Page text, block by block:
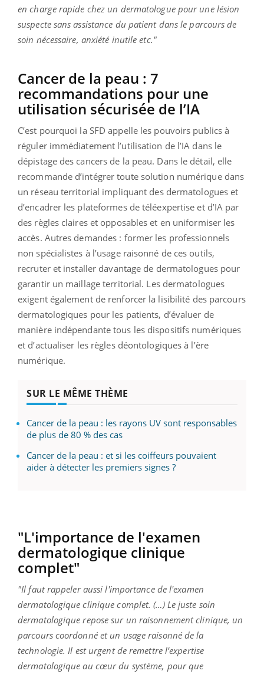
en charge rapide chez un dermatologue pour une lésion
suspecte sans assistance du patient dans le parcours de
soin nécessaire, anxiété inutile etc."
Cancer de la peau : 7
recommandations pour une
utilisation sécurisée de l’IA
C’est pourquoi la SFD appelle les pouvoirs publics à
réguler immédiatement l’utilisation de l’IA dans le
dépistage des cancers de la peau. Dans le détail, elle
recommande d’intégrer toute solution numérique dans
un réseau territorial impliquant des dermatologues et
d’encadrer les plateformes de téléexpertise et d’IA par
des règles claires et opposables et en uniformiser les
accès. Autres demandes : former les professionnels
non spécialistes à l’usage raisonné de ces outils,
recruter et installer davantage de dermatologues pour
garantir un maillage territorial. Les dermatologues
exigent également de renforcer la lisibilité des parcours
dermatologiques pour les patients, d’évaluer de
manière indépendante tous les dispositifs numériques
et d’actualiser les règles déontologiques à l’ère
numérique.
SUR LE MÊME THÈME
Cancer de la peau : les rayons UV sont responsables
de plus de 80 % des cas
Cancer de la peau : et si les coiffeurs pouvaient
aider à détecter les premiers signes ?
"L'importance de l'examen
dermatologique clinique
complet"
"Il faut rappeler aussi l'importance de l'examen
dermatologique clinique complet. (…) Le juste soin
dermatologique repose sur un raisonnement clinique, un
parcours coordonné et un usage raisonné de la
technologie. Il est urgent de remettre l’expertise
dermatologique au cœur du système, pour que